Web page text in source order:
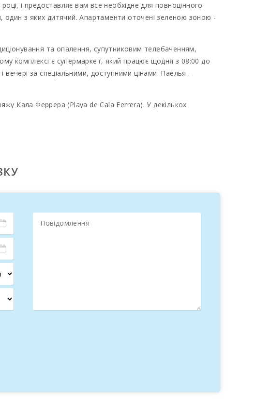
і предоставляє вам все необхідне для повноцінного
один з яких дитячий. Апартаменти оточені зеленою зоною -
та опалення, супутниковим телебаченням,
комплексі є супермаркет, який працює щодня з 08:00 до
за спеціальними, доступними цінами. Паелья -
Кала Феррера (Playa de Cala Ferrera). У декількох
Кала Мітжана (Cala Mitjana), Кала Брафу (Cala Brafi) і